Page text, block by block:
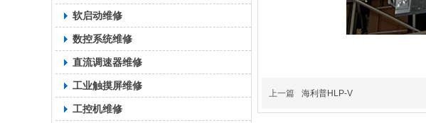
软启动维修
数控系统维修
直流调速器维修
工业触摸屏维修
工控机维修
上一篇 海利普HLP-V